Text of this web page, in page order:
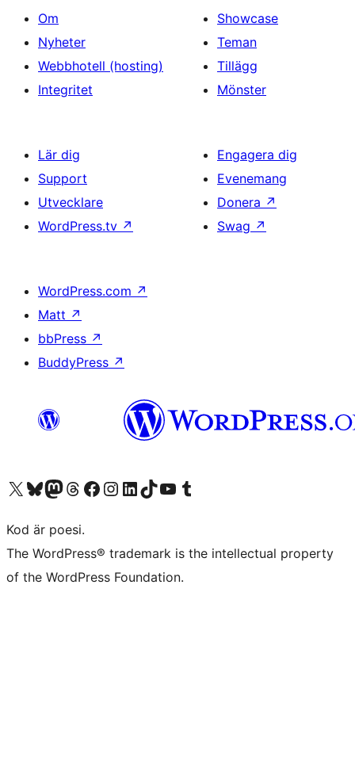
Om
Nyheter
Webbhotell (hosting)
Integritet
Showcase
Teman
Tillägg
Mönster
Lär dig
Support
Utvecklare
WordPress.tv ↗
Engagera dig
Evenemang
Donera ↗
Swag ↗
WordPress.com ↗
Matt ↗
bbPress ↗
BuddyPress ↗
Besök vår X-konto (f.d. Twitter)
Besök vårt Bluesky-konto
Besök vårt Mastodon-konto
Besök vårt Thread-konto
Besök vår Facebook-sidaBesök vårt Instagram-konto
Besök vårt LinkedIn-konto
Besök vårt TikTok-konto
Besök vår YouTube-kanalBesök vårt Tumblr-konto
Kod är poesi.
The WordPress® trademark is the intellectual property
of the WordPress Foundation.